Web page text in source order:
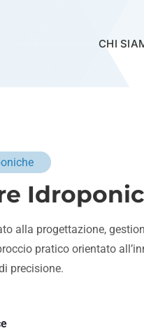
CHI
alla progettazione,
pratico orientato
precisione.